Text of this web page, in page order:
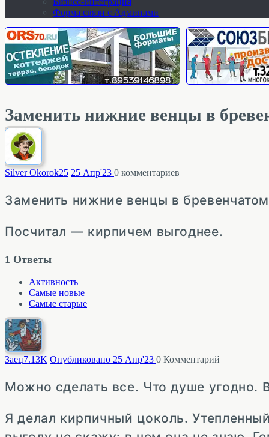
Форма связи с Админами
Заменить нижние венцы в
Silver Okorok25 25 Апр'23 0 комментариев
Заменить нижние венцы в
Посчитал — кирпичем выгоднее.
1 Ответы
Активность
Самые новые
Самые старые
Заец7.13K Опубликовано 25 Апр'23 0 Комментарий
Можно сделать все. Что душе угодно.
Я делал кирпичный цоколь.